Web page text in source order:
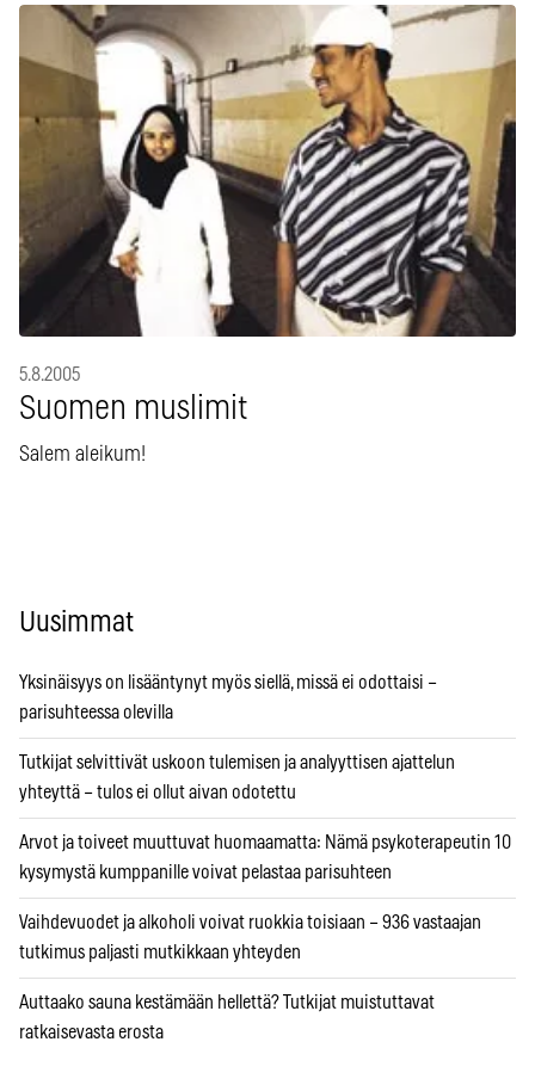
5.8.2005
Suomen muslimit
Salem aleikum!
Uusimmat
Yksinäisyys on lisääntynyt myös siellä, missä ei odottaisi –
parisuhteessa olevilla
Tutkijat selvittivät uskoon tulemisen ja analyyttisen ajattelun
yhteyttä – tulos ei ollut aivan odotettu
Arvot ja toiveet muuttuvat huomaamatta: Nämä psykoterapeutin 10
kysymystä kumppanille voivat pelastaa parisuhteen
Vaihdevuodet ja alkoholi voivat ruokkia toisiaan – 936 vastaajan
tutkimus paljasti mutkikkaan yhteyden
Auttaako sauna kestämään hellettä? Tutkijat muistuttavat
ratkaisevasta erosta